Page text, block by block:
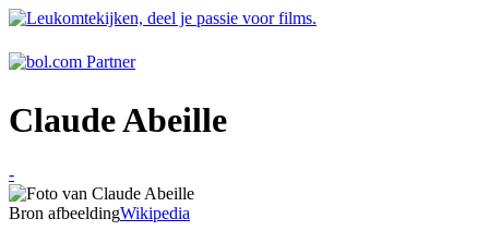
Claude Abeille
-
Bron afbeeldingWikipedia